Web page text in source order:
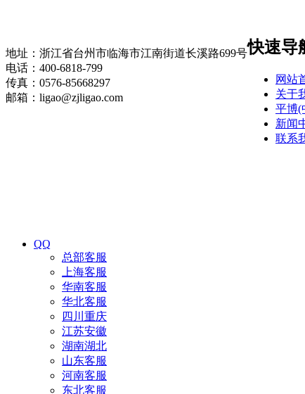
地址：浙江省台州市临海市江南街道长溪路699号
电话：400-6818-799
传真：0576-85668297
邮箱：ligao@zjligao.com
快速导
网站
关于
平博(
新闻
联系
QQ
总部客服
上海客服
华南客服
华北客服
四川重庆
江苏安徽
湖南湖北
山东客服
河南客服
东北客服